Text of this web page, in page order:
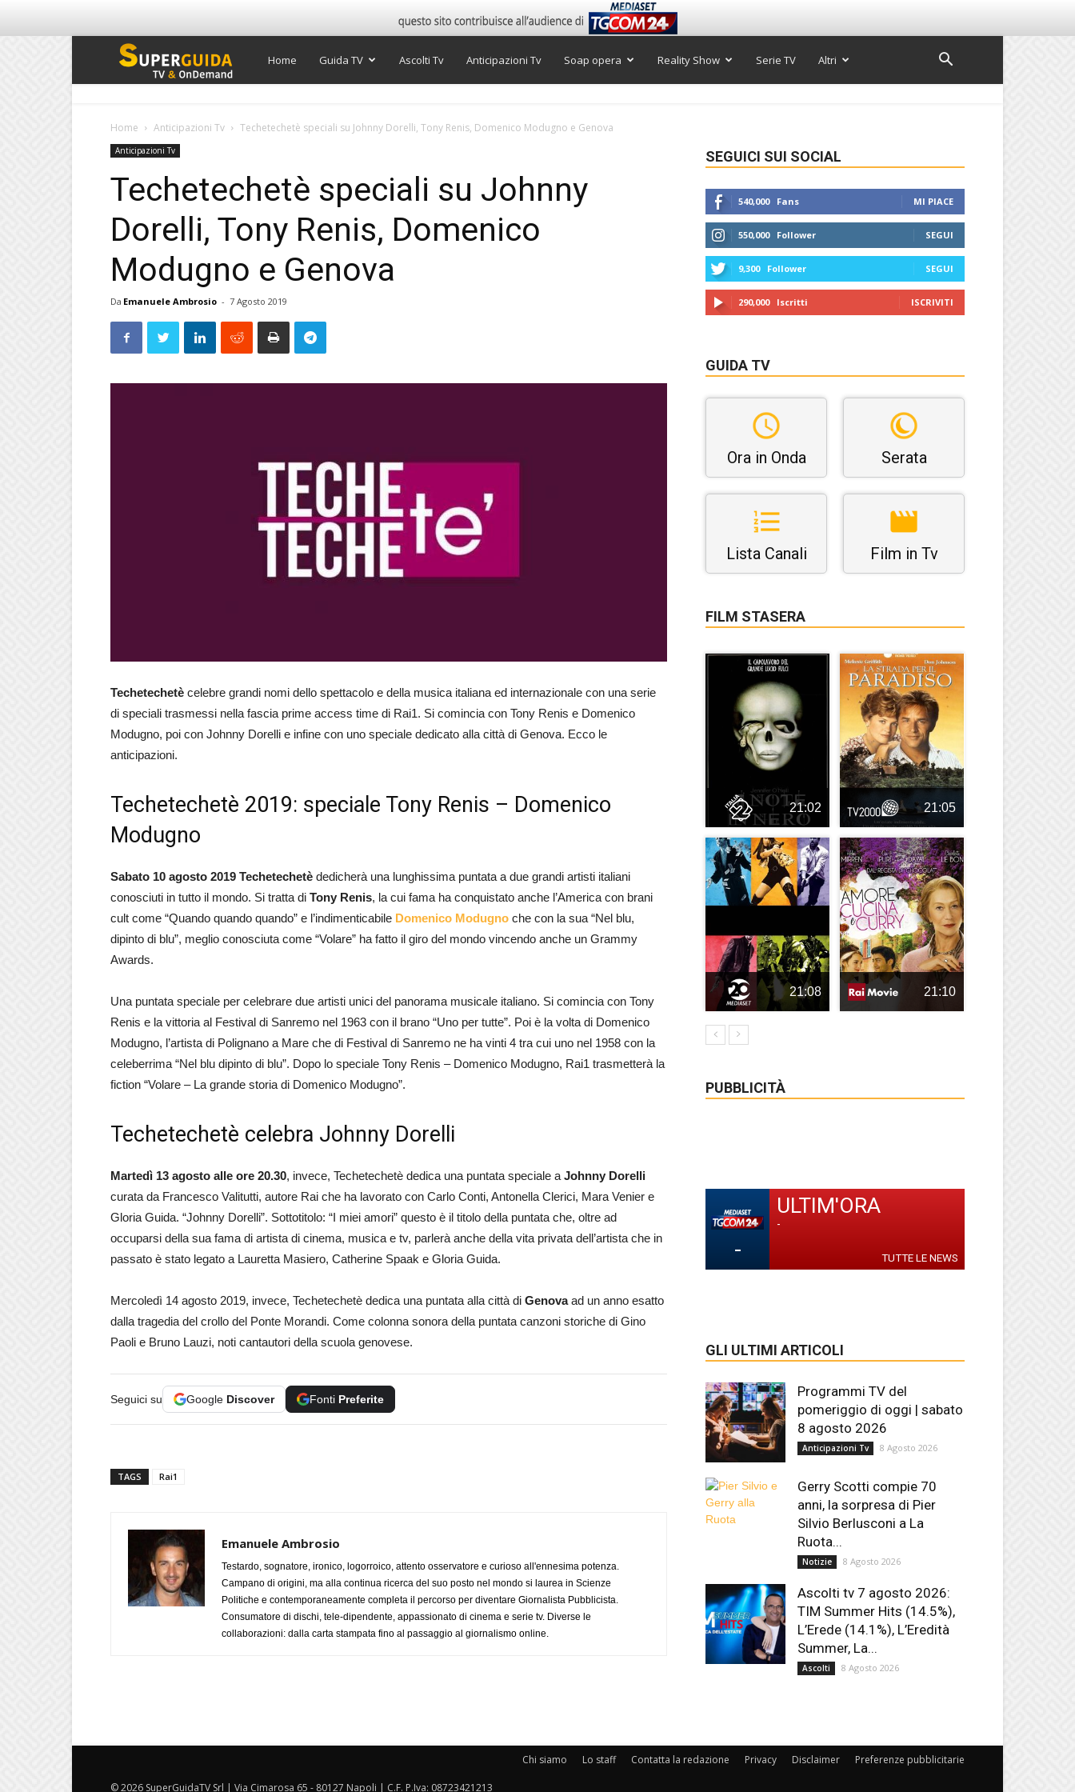
Super
Home Guida TV Ascolti Tv Anticipazioni Tv Soap opera Reality Show Serie TV Altri
Home Anticipazioni Tv Techetechetè speciali su Johnny Dorelli, Tony Renis, Domenico Modugno e Genova
Anticipazioni Tv
Techetechetè speciali su Johnny
Dorelli, Tony Renis, Domenico
Modugno e Genova
Da Emanuele Ambrosio - 7 Agosto 2019
Techetechetè celebre grandi nomi dello spettacolo e della musica italiana ed internazionale con una serie
di speciali trasmessi nella fascia prime access time di Rai1. Si comincia con Tony Renis e Domenico
Modugno, poi con Johnny Dorelli e infine con uno speciale dedicato alla città di Genova. Ecco le
anticipazioni.
Techetechetè 2019: speciale Tony Renis – Domenico
Modugno
Sabato 10 agosto 2019 Techetechetè dedicherà una lunghissima puntata a due grandi artisti italiani
conosciuti in tutto il mondo. Si tratta di Tony Renis, la cui fama ha conquistato anche l’America con brani
cult come “Quando quando quando” e l’indimenticabile Domenico Modugno che con la sua “Nel blu,
dipinto di blu”, meglio conosciuta come “Volare” ha fatto il giro del mondo vincendo anche un Grammy
Awards.
Una puntata speciale per celebrare due artisti unici del panorama musicale italiano. Si comincia con Tony
Renis e la vittoria al Festival di Sanremo nel 1963 con il brano “Uno per tutte”. Poi è la volta di Domenico
Modugno, l’artista di Polignano a Mare che di Festival di Sanremo ne ha vinti 4 tra cui uno nel 1958 con la
celeberrima “Nel blu dipinto di blu”. Dopo lo speciale Tony Renis – Domenico Modugno, Rai1 trasmetterà la
fiction “Volare – La grande storia di Domenico Modugno”.
Techetechetè celebra Johnny Dorelli
Martedì 13 agosto alle ore 20.30, invece, Techetechetè dedica una puntata speciale a Johnny Dorelli
curata da Francesco Valitutti, autore Rai che ha lavorato con Carlo Conti, Antonella Clerici, Mara Venier e
Gloria Guida. “Johnny Dorelli”. Sottotitolo: “I miei amori” questo è il titolo della puntata che, oltre ad
occuparsi della sua fama di artista di cinema, musica e tv, parlerà anche della vita privata dell’artista che in
passato è stato legato a Lauretta Masiero, Catherine Spaak e Gloria Guida.
Mercoledì 14 agosto 2019, invece, Techetechetè dedica una puntata alla città di Genovaad un anno esatto
dalla tragedia del crollo del Ponte Morandi. Come colonna sonora della puntata canzoni storiche di Gino
Paoli e Bruno Lauzi, noti cantautori della scuola genovese.
Seguici su Google Discover Fonti Preferite
TAGS Rai1
Emanuele Ambrosio
Testardo, sognatore, ironico, logorroico, attento osservatore e curioso all'ennesima potenza.
Campano di origini, ma alla continua ricerca del suo posto nel mondo si laurea in Scienze
Politiche e contemporaneamente completa il percorso per diventare Giornalista Pubblicista.
Consumatore di dischi, tele-dipendente, appassionato di cinema e serie tv. Diverse le
collaborazioni: dalla carta stampata fino al passaggio al giornalismo online.
SEGUICI SUI SOCIAL
540,000 Fans MI PIACE
550,000 Follower SEGUI
9,300 Follower SEGUI
290,000 Iscritti ISCRIVITI
GUIDA TV
Ora in Onda Serata
Lista Canali Film in Tv
FILM STASERA
21:02 21:05
21:08 21:10
PUBBLICITÀ
-
ULTIM'ORA
-
TUTTE LE NEWS
GLI ULTIMI ARTICOLI
Programmi TV del
pomeriggio di oggi | sabato
8 agosto 2026
Anticipazioni Tv 8 Agosto 2026
Gerry Scotti compie 70
anni, la sorpresa di Pier
Silvio Berlusconi a La
Ruota...
Notizie 8 Agosto 2026
Ascolti tv 7 agosto 2026:
TIM Summer Hits (14.5%),
L’Erede (14.1%), L’Eredità
Summer, La...
Ascolti 8 Agosto 2026
Chi siamo Lo staff Contatta la redazione Privacy Disclaimer Preferenze pubblicitarie
© 2026 SuperGuidaTV Srl | Via Cimarosa 65 - 80127 Napoli | C.F. P.Iva: 08723421213